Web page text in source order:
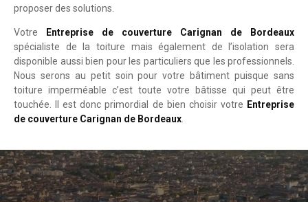
proposer des solutions.
Votre
Entreprise de couverture Carignan de Bordeaux
spécialiste de la toiture mais également de l’isolation sera
disponible aussi bien pour les particuliers que les professionnels.
Nous serons au petit soin pour votre bâtiment puisque sans
toiture imperméable c’est toute votre bâtisse qui peut être
touchée. Il est donc primordial de bien choisir votre Entreprise
de couverture Carignan de Bordeaux